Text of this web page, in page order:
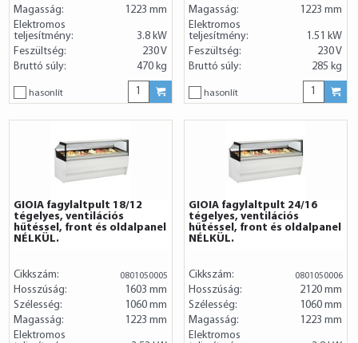
Magasság:
1223 mm
Elektromos
teljesítmény:
3.8 kW
Feszültség:
230 V
Bruttó súly:
470 kg
hasonlít
Magasság:
1223 mm
Elektromos
teljesítmény:
1.51 kW
Feszültség:
230 V
Bruttó súly:
285 kg
hasonlít
GIOIA fagylaltpult 18/12
tégelyes, ventilációs
hűtéssel, front és oldalpanel
NÉLKÜL.
Cikkszám: 0801050005
Hosszúság:
1603 mm
Szélesség:
1060 mm
Magasság:
1223 mm
Elektromos
GIOIA fagylaltpult 24/16
tégelyes, ventilációs
hűtéssel, front és oldalpanel
NÉLKÜL.
Cikkszám: 0801050006
Hosszúság:
2120 mm
Szélesség:
1060 mm
Magasság:
1223 mm
Elektromos